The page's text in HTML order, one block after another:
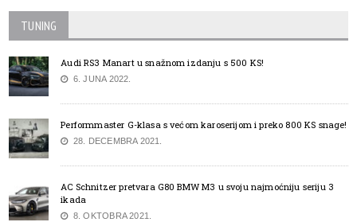
TUNING
Audi RS3 Manart u snažnom izdanju s 500 KS!
6. JUNA 2022.
Performmaster G-klasa s većom karoserijom i preko 800 KS snage!
28. DECEMBRA 2021.
AC Schnitzer pretvara G80 BMW M3 u svoju najmoćniju seriju 3
ikada
8. OKTOBRA 2021.